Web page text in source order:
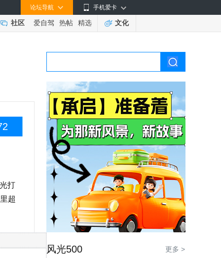
手机爱卡
论坛导航
社区 爱自驾 热帖 精选 文化
打
超
风光500 更多 >